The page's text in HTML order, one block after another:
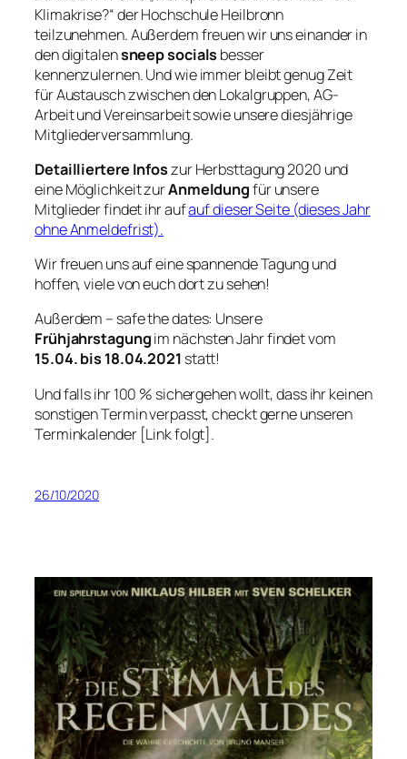
Klimakrise?“ der Hochschule Heilbronn
teilzunehmen. Außerdem freuen wir uns einander in
den digitalensneep socials besser
kennenzulernen. Und wie immer bleibt genug Zeit
für Austausch zwischen den Lokalgruppen, AG-
Arbeit und Vereinsarbeit sowie unsere diesjährige
Mitgliederversammlung.
Detailliertere Infoszur Herbsttagung 2020 und
eine Möglichkeit zurAnmeldungfür unsere
Mitglieder findet ihr aufauf dieser Seite (dieses Jahr
ohne Anmeldefrist).
Wir freuen uns auf eine spannende Tagung und
hoffen, viele von euch dort zu sehen!
Außerdem – safe the dates: Unsere
Frühjahrstagungim nächsten Jahr findet vom
15.04. bis 18.04.2021 statt!
Und falls ihr 100 % sichergehen wollt, dass ihr keinen
sonstigen Termin verpasst, checkt gerne unseren
Terminkalender [Link folgt].
26/10/2020